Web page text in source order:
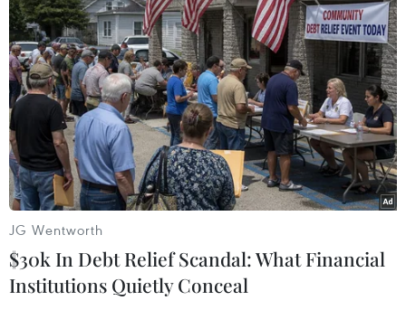
TIN LIÊN QUAN
JG Wentworth
$30k In Debt Relief Scandal: What Financial
Institutions Quietly Conceal